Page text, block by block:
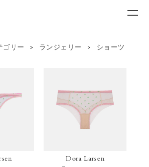
ゴリー > ランジェリー > ショーツ
Dora Larsen